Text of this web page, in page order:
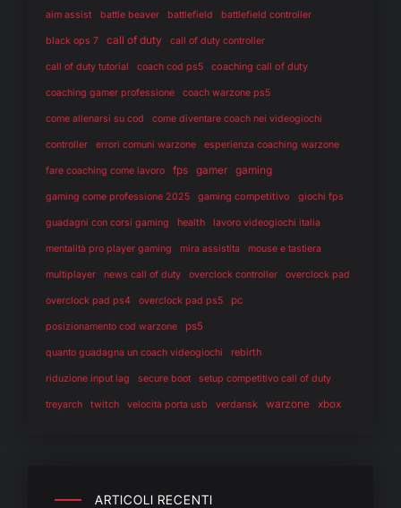
aim assist battle beaver battlefield battlefield controller
black ops 7 call of duty call of duty controller
call of duty tutorial coach cod ps5 coaching call of duty
coaching gamer professione coach warzone ps5
come allenarsi su cod come diventare coach nei videogiochi
controller errori comuni warzone esperienza coaching warzone
fare coaching come lavoro fps gamer gaming
gaming come professione 2025 gaming competitivo giochi fps
guadagni con corsi gaming health lavoro videogiochi italia
mentalità pro player gaming mira assistita mouse e tastiera
multiplayer news call of duty overclock controller overclock pad
overclock pad ps4 overclock pad ps5 pc
posizionamento cod warzone ps5
quanto guadagna un coach videogiochi rebirth
riduzione input lag secure boot setup competitivo call of duty
treyarch twitch velocità porta usb verdansk warzone xbox
ARTICOLI RECENTI